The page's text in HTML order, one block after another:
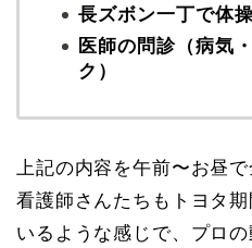
長ズボン一丁で体
医師の問診（病気
ク）
上記の内容を午前〜お昼で
看護師さんたちもトヨタ
いるような感じで、プロ